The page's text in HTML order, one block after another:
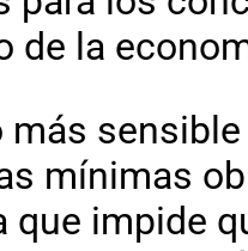
de la
más
mínimas
que impide